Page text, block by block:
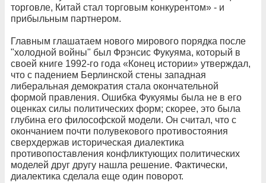
торговле, Китай стал торговым конкурентом» - и
прибыльным партнером.
Главным глашатаем нового мирового порядка после
"холодной войны" был Фрэнсис Фукуяма, который в
своей книге 1992-го года «Конец истории» утверждал,
что с падением Берлинской стены западная
либеральная демократия стала окончательной
формой правления. Ошибка Фукуямы была не в его
оценках силы политических форм; скорее, это была
глубина его философской модели. Он считал, что с
окончанием почти полувекового противостояния
сверхдержав историческая диалектика
противопоставления конфликтующих политических
моделей друг другу нашла решение. Фактически,
диалектика сделала еще один поворот.